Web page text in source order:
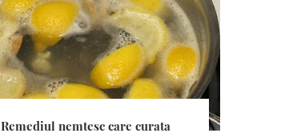
Remediul nemtesc care curata